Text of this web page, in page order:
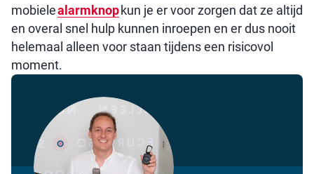
mobielealarmknopkun je er voor zorgen dat ze altijd
en overal snel hulp kunnen inroepen en er dus nooit
helemaal alleen voor staan tijdens een risicovol
moment.